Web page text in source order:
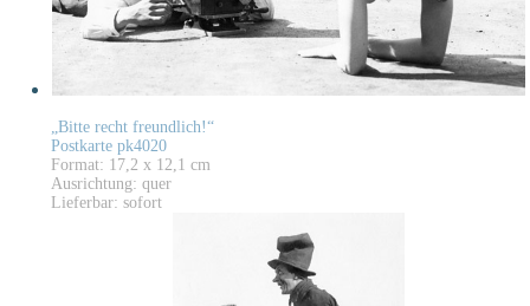
„Bitte recht freundlich!“
Postkarte pk4020
Format: 17,2 x 12,1 cm
Ausrichtung: quer
Lieferbar: sofort